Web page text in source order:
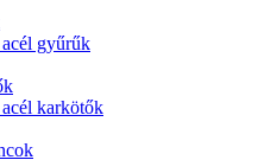
acél gyűrűk
acél karkötők